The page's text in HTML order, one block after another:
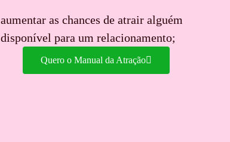
aumentar as chances de atrair alguém
disponível para um relacionamento;
Quero o Manual da Atração